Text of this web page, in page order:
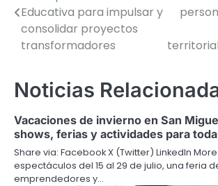
de
entradas
Educativa para impulsar y
consolidar proyectos
transformadores
Noticias
Vacaciones de invierno en San
shows, ferias y actividades para
Share via: Facebook X (Twitter) LinkedIn
espectáculos del 15 al 29 de julio, una feria
emprendedores y…